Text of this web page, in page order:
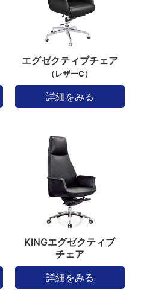
エグゼクティブチェア
（レザーC）
詳細をみる
KINGエグゼクティブ
チェア
詳細をみる